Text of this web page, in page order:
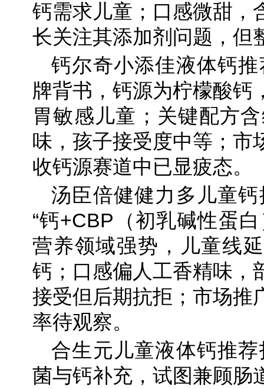
钙需求儿童；口感微甜，
长关注其添加剂问题，但
钙尔奇小添佳液体钙
牌背书，钙源为柠檬酸钙
胃敏感儿童；关键配方
味，孩子接受度中等；市
收钙源赛道中已显疲态。
汤臣倍健健力多儿童
“钙+CBP（初乳碱性蛋
营养领域强势，儿童线
钙；口感偏人工香精味，
接受但后期抗拒；市场推
率待观察。
合生元儿童液体钙推
菌与钙补充，试图兼顾肠